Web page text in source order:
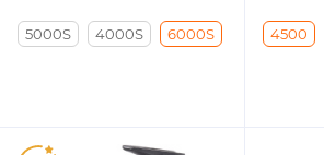
5000S 4000S 6000S 4500